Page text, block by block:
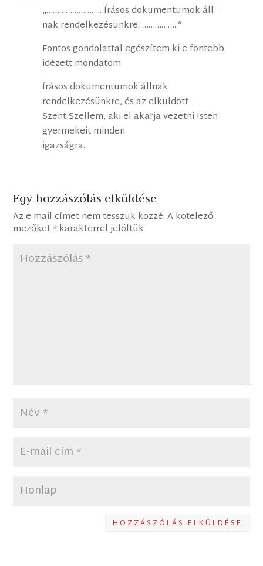
„…………………….. Írásos dokumentumok áll –
nak rendelkezésünkre. …………….:”
Fontos gondolattal egészítem ki e föntebb
idézett mondatom:
Írásos dokumentumok állnak
rendelkezésünkre, és az elküldött
Szent Szellem, aki el akarja vezetni Isten
gyermekeit minden
igazságra.
Egy hozzászólás elküldése
Az e-mail címet nem tesszük közzé. A kötelező
mezőket*karakterrel jelöltük
HOZZÁSZÓLÁS ELKÜLDÉSE